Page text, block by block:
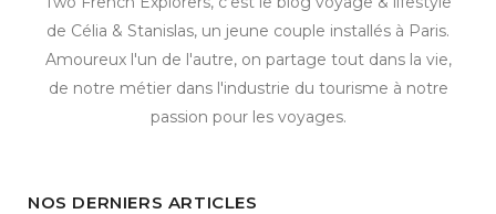
de Célia & Stanislas, un jeune couple installés à Paris.
Amoureux l'un de l'autre, on partage tout dans la vie,
de notre métier dans l'industrie du tourisme à notre
passion pour les voyages.
NOS DERNIERS ARTICLES